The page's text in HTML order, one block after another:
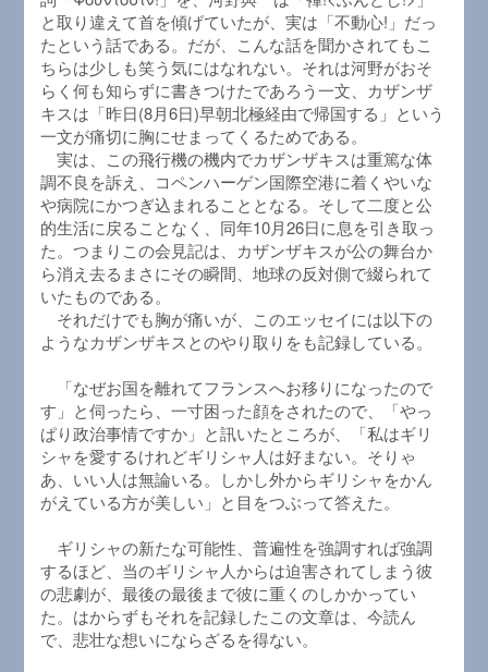
と取り違えて首を傾げていたが、実は「不動心!」だっ
たという話である。だが、こんな話を聞かされてもこ
ちらは少しも笑う気にはなれない。それは河野がおそ
らく何も知らずに書きつけたであろう一文、カザンザ
キスは「昨日(8月6日)早朝北極経由で帰国する」という
一文が痛切に胸にせまってくるためである。
実は、この飛行機の機内でカザンザキスは重篤な体
調不良を訴え、コペンハーゲン国際空港に着くやいな
や病院にかつぎ込まれることとなる。そして二度と公
的生活に戻ることなく、同年10月26日に息を引き取っ
た。つまりこの会見記は、カザンザキスが公の舞台か
ら消え去るまさにその瞬間、地球の反対側で綴られて
いたものである。
それだけでも胸が痛いが、このエッセイには以下の
ようなカザンザキスとのやり取りをも記録している。
「なぜお国を離れてフランスへお移りになったので
す」と伺ったら、一寸困った顔をされたので、「やっ
ぱり政治事情ですか」と訊いたところが、「私はギリ
シャを愛するけれどギリシャ人は好まない。そりゃ
あ、いい人は無論いる。しかし外からギリシャをかん
がえている方が美しい」と目をつぶって答えた。
ギリシャの新たな可能性、普遍性を強調すれば強調
するほど、当のギリシャ人からは迫害されてしまう彼
の悲劇が、最後の最後まで彼に重くのしかかってい
た。はからずもそれを記録したこの文章は、今読ん
で、悲壮な想いにならざるを得ない。